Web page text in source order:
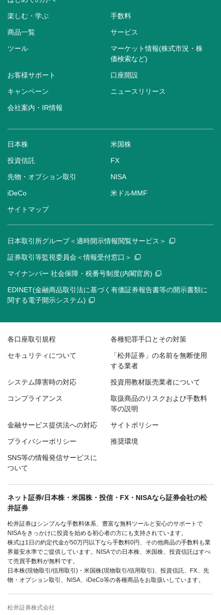
楽しむ・学ぶ 手数料
商品一覧 サービス
ツール
マーケット情報(株式市況・株
価検索など)
お客様サポート 口座開設
キャンペーン ニュースリリース
会社案内・IR情報
日本株 米国株
投資信託 FX
先物・オプション取引 NISA
iDeCo 米ドルMMF
サイトマップ
日本取引所グループ＜適時開示情報閲覧サービス＞
証券取引等監視委員会＜情報受付窓口＞
マイナンバー 社会保障・税番号制度(内閣官房)
EDINET(金融商品取引法に基づく有価証券報告書等の開示書類に
関する電子開示システム)
各口座取引規程 各種犯罪手口とその対策
セキュリティについて
「松井証券」の名前を無断使用
する業者
システム障害時の対応 投資用教材販売業者について
コンプライアンス
取扱商品のリスクおよび手数料
等の説明
金融サービス提供法への対応 サイトポリシー
プライバシーポリシー 推奨環境
SNS等の情報発信サービスに
ついて
ネット証券/日本株・米国株・投信・FX・NISAなら証券会社の松
井証券
松井証券はシンプルな手数料体系、豊富な無料ツールと安心のサポートで
NISAをきっかけに投資を始める初心者の方にも支持されています。
株式は1日の約定代金が50万円以下なら手数料0円、その他商品の手数料も業
界最安水準でご提供しています。NISAでの日本株、米国株、投資信託はすべ
て売買手数料が無料です。
日本株(現物取引/信用取引)・米国株(現物取引/信用取引)、投資信託、FX、先
物・オプション取引、NISA、iDeCo等の各種商品をお取扱いしています。
松井証券株式会社